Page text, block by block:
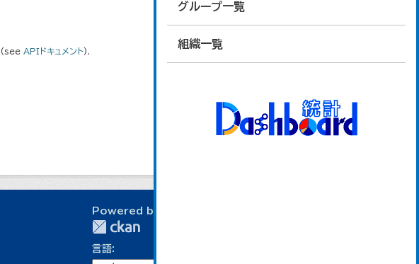
グループ一覧
組織一覧
(see APIドキュメント).
Powered by
言語